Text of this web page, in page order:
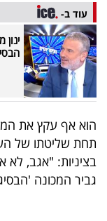
מייל
אדום
פרסמו
באייס
עקבו
אחרינו:
עוד ב-
הוא אף עקץ את
תחת שליטתו של
בציניות: "אגב,
גביר המכונה